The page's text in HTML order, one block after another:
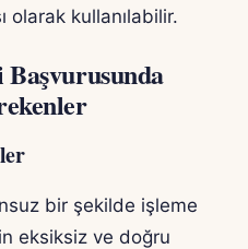
olarak kullanılabilir.
bir şekilde işleme
eksiksiz ve doğru